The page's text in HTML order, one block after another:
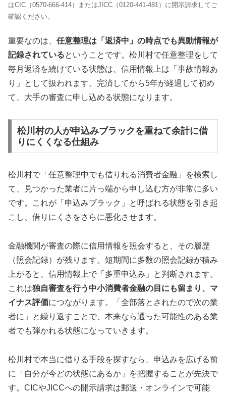
はCIC（0570-666-414）またはJICC（0120-441-481）に開示請求してご
確認ください。
重要なのは、 任意整理は「返済中」の時点でも異動情報が
記録されているということです。松川村で任意整理をして
毎月返済を続けている状態は、信用情報上は「事故情報あ
り」として扱われます。完済してから5年が経過して初め
て、大手の審査に申し込める状態になります。
松川村の人が申込みブラックを重ねて余計に借
りにくくなる仕組み
松川村で「任意整理中でも借りれる消費者金融」を検索し
て、見つかった業者に片っ端から申し込む方が非常に多い
です。これが「申込みブラック」と呼ばれる状態を引き起
こし、借りにくさをさらに悪化させます。
金融機関が審査の際に信用情報を照会すると、その履歴
（照会記録）が残ります。短期間に多数の照会記録が積み
上がると、信用情報上で「多重申込み」と判断されます。
これは独自審査を行う中小消費者金融の目にも留まり、マ
イナス評価につながります。「全部落とされたので次の業
者に」と繰り返すことで、本来なら通った可能性のある業
者でも弾かれる状態になっていきます。
松川村で本当に借りる手段を探すなら、申込みを広げる前
に「自分が今どの状態にあるか」を把握することが先決で
す。CICやJICCへの開示請求は郵送・オンラインで可能